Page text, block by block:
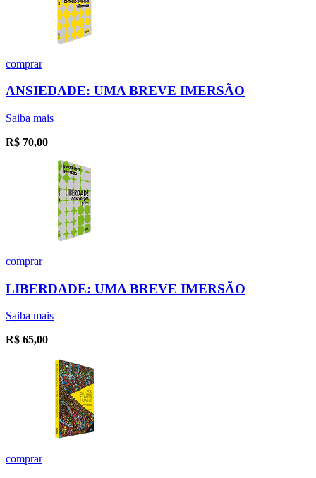
comprar
ANSIEDADE: UMA BREVE IMERSÃO
Saiba mais
R$ 70,00
comprar
LIBERDADE: UMA BREVE IMERSÃO
Saiba mais
R$ 65,00
comprar